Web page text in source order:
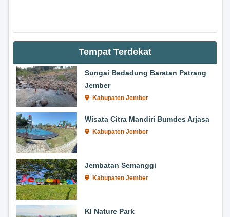
Tempat Terdekat
Sungai Bedadung Baratan Patrang
Jember
Kabupaten Jember
Wisata Citra Mandiri Bumdes Arjasa
Kabupaten Jember
Jembatan Semanggi
Kabupaten Jember
Kl Nature Park